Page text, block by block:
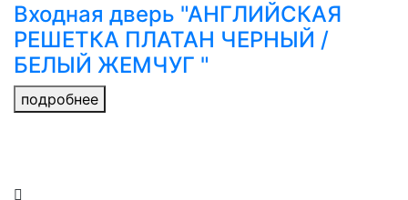
Входная дверь "АНГЛИЙСКАЯ
РЕШЕТКА ПЛАТАН ЧЕРНЫЙ /
БЕЛЫЙ ЖЕМЧУГ "
подробнее